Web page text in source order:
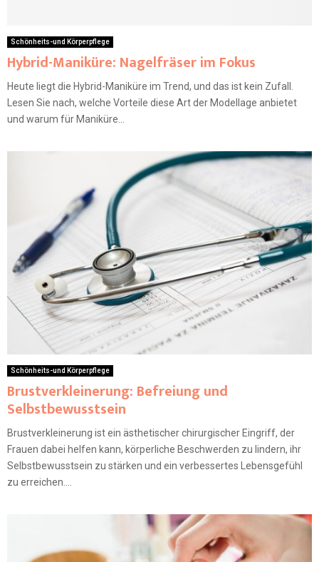
Schönheits-und Körperpflege
Hybrid-Maniküre: Nagelfräser im Fokus
Heute liegt die Hybrid-Maniküre im Trend, und das ist kein Zufall.
Lesen Sie nach, welche Vorteile diese Art der Modellage anbietet
und warum für Maniküre...
Schönheits-und Körperpflege
Brustverkleinerung: Befreiung und
Selbstbewusstsein
Brustverkleinerung ist ein ästhetischer chirurgischer Eingriff, der
Frauen dabei helfen kann, körperliche Beschwerden zu lindern, ihr
Selbstbewusstsein zu stärken und ein verbessertes Lebensgefühl
zu erreichen....